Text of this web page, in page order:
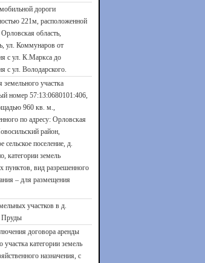
дороги
221м, расположенной
область,
ул. Коммунаров от
с ул. К.Маркса до
с ул. Володарского.
земельного участка
номер 57:13:0680101:406,
960 кв. м.,
по адресу: Орловская
район,
сельское поселение, д.
категории земель
пунктов, вид разрешенного
– для размещения
участков в д.
Пруды
договора аренды
участка категории земель
назначения, с